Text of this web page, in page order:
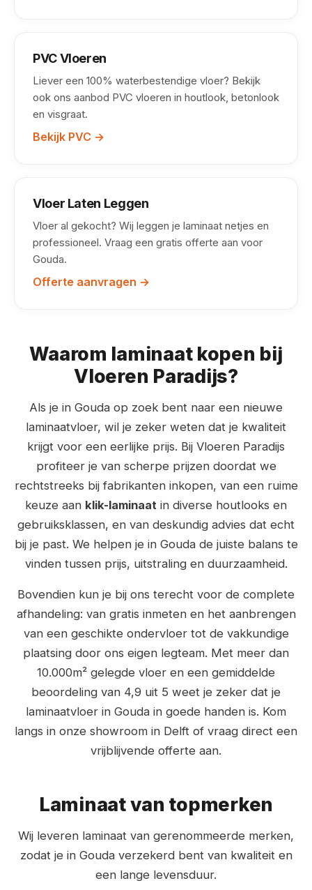
PVC Vloeren
Liever een 100% waterbestendige vloer? Bekijk
ook ons aanbod PVC vloeren in houtlook, betonlook
en visgraat.
Bekijk PVC →
Vloer Laten Leggen
Vloer al gekocht? Wij leggen je laminaat netjes en
professioneel. Vraag een gratis offerte aan voor
Gouda.
Offerte aanvragen →
Waarom laminaat kopen bij
Vloeren Paradijs?
Als je in Gouda op zoek bent naar een nieuwe
laminaatvloer, wil je zeker weten dat je kwaliteit
krijgt voor een eerlijke prijs. Bij Vloeren Paradijs
profiteer je van scherpe prijzen doordat we
rechtstreeks bij fabrikanten inkopen, van een ruime
keuze aan klik-laminaat in diverse houtlooks en
gebruiksklassen, en van deskundig advies dat echt
bij je past. We helpen je in Gouda de juiste balans te
vinden tussen prijs, uitstraling en duurzaamheid.
Bovendien kun je bij ons terecht voor de complete
afhandeling: van gratis inmeten en het aanbrengen
van een geschikte ondervloer tot de vakkundige
plaatsing door ons eigen legteam. Met meer dan
10.000m² gelegde vloer en een gemiddelde
beoordeling van 4,9 uit 5 weet je zeker dat je
laminaatvloer in Gouda in goede handen is. Kom
langs in onze showroom in Delft of vraag direct een
vrijblijvende offerte aan.
Laminaat van topmerken
Wij leveren laminaat van gerenommeerde merken,
zodat je in Gouda verzekerd bent van kwaliteit en
een lange levensduur.